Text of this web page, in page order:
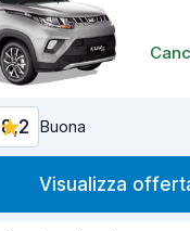
8,2 Buona
Visualizza